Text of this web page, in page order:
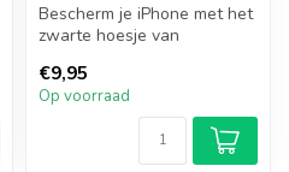
Bescherm je iPhone met het
zwarte hoesje van
heldere...
€9,95
Op voorraad